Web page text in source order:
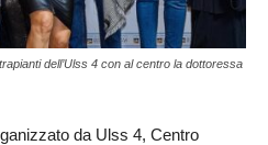
dell’Ulss 4 con al centro la dottoressa
da Ulss 4, Centro